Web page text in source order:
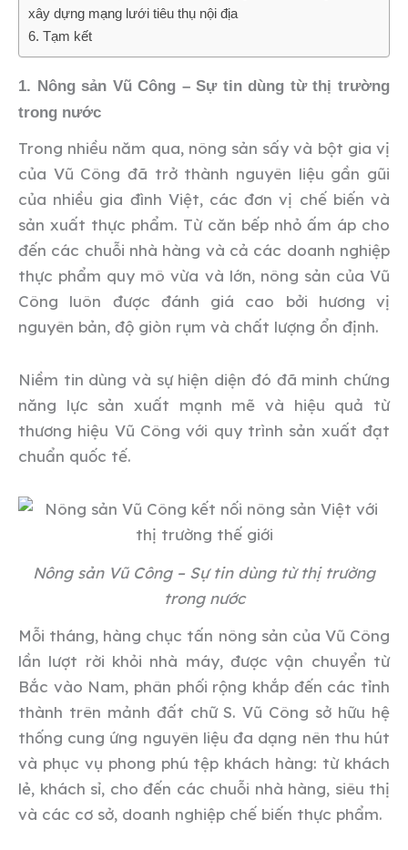
xây dựng mạng lưới tiêu thụ nội địa
6. Tạm kết
1. Nông sản Vũ Công – Sự tin dùng từ thị trường
trong nước
Trong nhiều năm qua, nông sản sấy và bột gia vị
của Vũ Công đã trở thành nguyên liệu gần gũi
của nhiều gia đình Việt, các đơn vị chế biến và
sản xuất thực phẩm. Từ căn bếp nhỏ ấm áp cho
đến các chuỗi nhà hàng và cả các doanh nghiệp
thực phẩm quy mô vừa và lớn, nông sản của Vũ
Công luôn được đánh giá cao bởi hương vị
nguyên bản, độ giòn rụm và chất lượng ổn định.
Niềm tin dùng và sự hiện diện đó đã minh chứng
năng lực sản xuất mạnh mẽ và hiệu quả từ
thương hiệu Vũ Công với quy trình sản xuất đạt
chuẩn quốc tế.
Nông sản Vũ Công – Sự tin dùng từ thị trường
trong nước
Mỗi tháng, hàng chục tấn nông sản của Vũ Công
lần lượt rời khỏi nhà máy, được vận chuyển từ
Bắc vào Nam, phân phối rộng khắp đến các tỉnh
thành trên mảnh đất chữ S. Vũ Công sở hữu hệ
thống cung ứng nguyên liệu đa dạng nên thu hút
và phục vụ phong phú tệp khách hàng: từ khách
lẻ, khách sỉ, cho đến các chuỗi nhà hàng, siêu thị
và các cơ sở, doanh nghiệp chế biến thực phẩm.